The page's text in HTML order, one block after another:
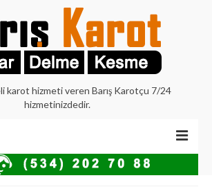
karot hizmeti veren Barış Karotçu 7/24
hizmetinizdedir.